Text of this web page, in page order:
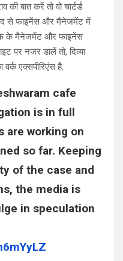
बात करें तो वो चार्टर्ड
से फाइनेंस और मैनेजमेंट में
के मैनेजमेंट और फाइनेंस
पर नजर डालें तो, दिव्या
एक्सपीरिएंस है.
cafe
is in full
are working on
so far. Keeping
of the case and
the media is
in speculation